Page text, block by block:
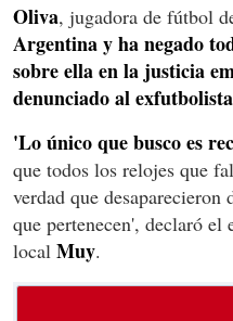
Oliva, jugadora de fútbol
Argentina y ha negado
sobre ella en la justicia
denunciado al
'Lo único que busco es
que todos los relojes que
verdad que
que pertenecen', declaró
local Muy.